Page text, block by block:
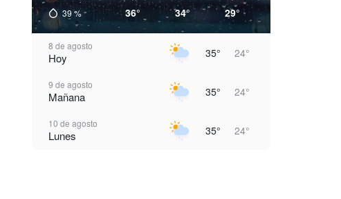
39% 36° 34° 29°
8 de agosto
Hoy 35° 24°
9 de agosto
Mañana 35° 24°
10 de agosto
Lunes 35° 24°